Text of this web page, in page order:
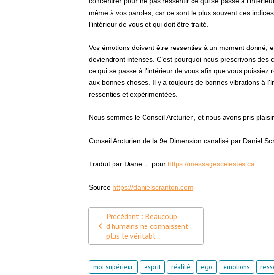
même à vos paroles, car ce sont le plus souvent des
l’intérieur de vous et qui doit être traité.
Vos émotions doivent être ressenties à un moment donné,
deviendront intenses. C’est pourquoi nous prescrivons
ce qui se passe à l’intérieur de vous afin que vous
aux bonnes choses. Il y a toujours de bonnes vibrations à
ressenties et expérimentées.
Nous sommes le Conseil Arcturien, et nous avons pris
Conseil Arcturien de la 9e Dimension canalisé par Daniel
Traduit par Diane L. pour https://messagescelestes.ca
Source https://danielscranton.com
Précédent : Beaucoup
d'humains ne connaissent
plus le véritabl...
moi supérieur esprit réalité ego emotions